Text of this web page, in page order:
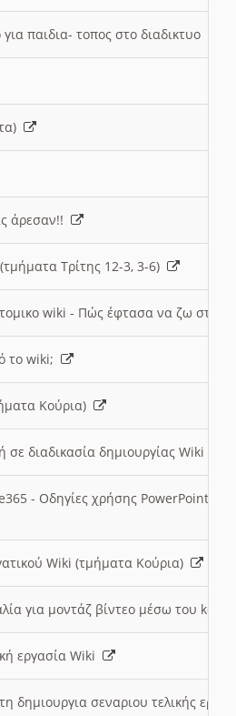
παιδια- τοπος στο διαδικτυο
άρεσαν!!
Τρίτης 12-3, 3-6)
wiki - Πώς έφτασα να ζω στην
το wiki;
Κούρια)
σε διαδικασία δημιουργίας Wiki
- Οδηγίες χρήσης PowerPoint
Wiki (τμήματα Κούρια)
για μοντάζ βίντεο μέσω του
εργασία Wiki
δημιουργια σεναριου τελικής